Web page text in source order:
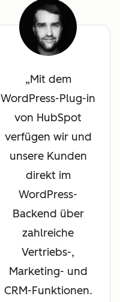
Mit dem
WordPress-Plug-in
von HubSpot
verfügen wir und
unsere Kunden
direkt im
WordPress-
Backend über
zahlreiche
Vertriebs-,
Marketing- und
CRM-Funktionen.